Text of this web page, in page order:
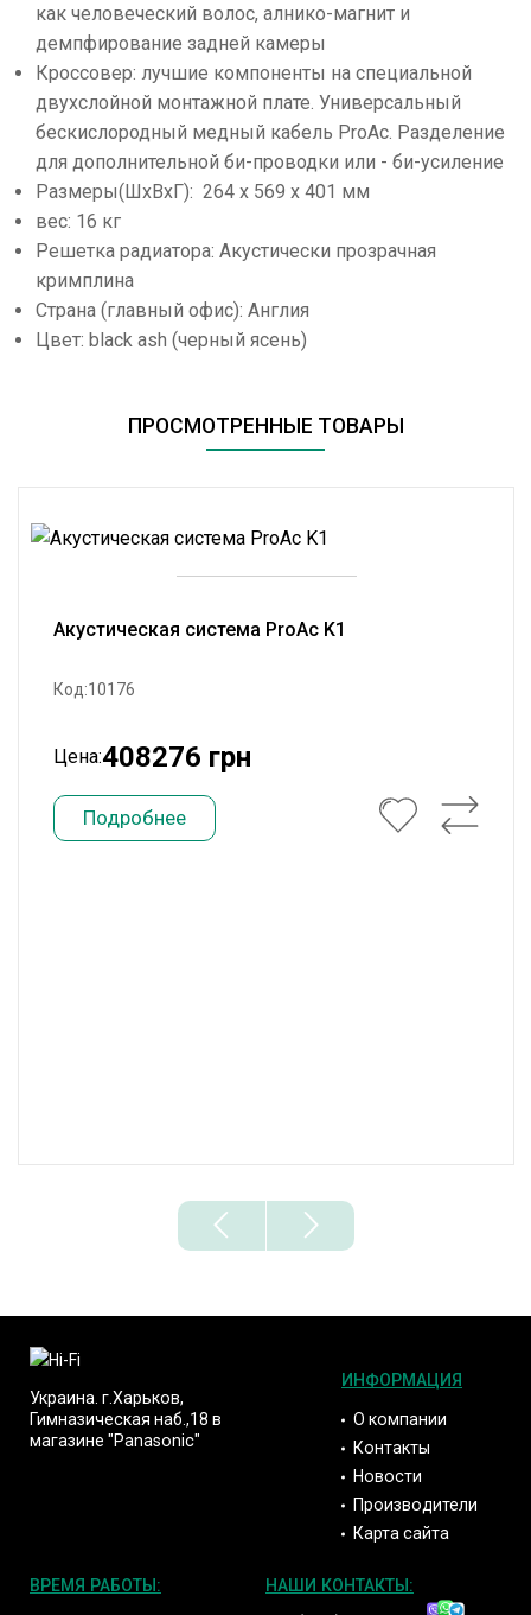
как человеческий волос, алнико-магнит и
демпфирование задней камеры
Кроссовер: лучшие компоненты на специальной
двухслойной монтажной плате. Универсальный
бескислородный медный кабель ProAc. Разделение
для дополнительной би-проводки или - би-усиление
Размеры(ШхВхГ): 264 х 569 х 401 мм
вес: 16 кг
Решетка радиатора: Акустически прозрачная
кримплина
Страна (главный офис): Англия
Цвет: black ash (черный ясень)
ПРОСМОТРЕННЫЕ ТОВАРЫ
Акустическая система ProAc K1
Код:10176
Цена:408276 грн
Подробнее
Украина. г.Харьков,
Гимназическая наб.,18 в
магазине "Panasonic"
ИНФОРМАЦИЯ
О компании
Контакты
Новости
Производители
Карта сайта
ВРЕМЯ РАБОТЫ: НАШИ КОНТАКТЫ: